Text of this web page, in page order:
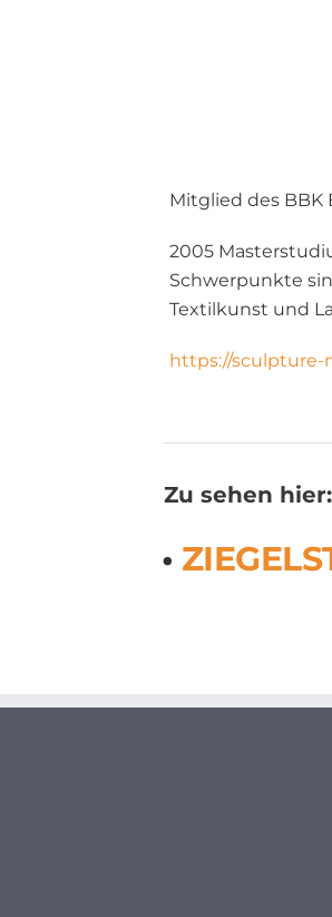
Mitglied des BBK
2005
Schwerpunkte
Textilkunst und
https://sculpture-
Zu sehen hier:
•